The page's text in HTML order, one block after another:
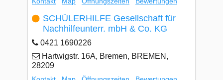
SCHÜLERHILFE Gesellschaft für
Nachhilfeunterr. mbH & Co. KG
0421 1690226
Hartwigstr. 16A, Bremen, BREMEN,
28209